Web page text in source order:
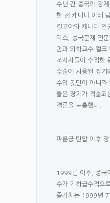
수년 간 중국의 강
한 전 캐나다 아태
킬고어와 캐나다 인
터스, 중국문제 전
만과 의학교수 컬크
조사자들이 수집한
수술에 사용된 장기
수의 것만이 아니라
들은 장기가 적출되
결론을 도출했다.
파룬궁 탄압 이후
1999년 이후, 중국
수가 기하급수적으
증가치는 1999년 7